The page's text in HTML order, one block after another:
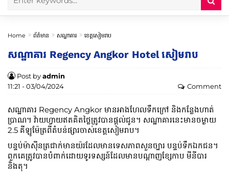
Home ព័ត៌មាន សណ្ឋាគារ ខេត្តសៀមរាប
សណ្ឋាគារ Regency Angkor Hotel សៀមរាប
Post byadmin
11:21 - 03/04/2024
Comment
សណ្ឋាគារ Regency Angkor មានអាងហែលទឹកក្រៅ និងកន្លែងហាត់
ប្រាណ។ វ៉ាយហ្វាយឥតគិតថ្លៃត្រូវបានផ្តល់ជូន។ សណ្ឋាគារនេះមានចម្ងាយ
2.5 គីឡូម៉ែត្រពីតំបន់ផ្សារចាស់ខេត្តសៀមរាប។
បន្ទប់ម៉ាស៊ីនត្រជាក់មានយ៉រដែលមានទេសភាពសួនច្បារ បន្ទប់ទឹកឯកជន។
ពួកគេត្រូវបានបំពាក់ដោយទូរទស្សន៍ដែលមានបណ្តាញខ្សែកាប មីនីបារ
និងតុ។